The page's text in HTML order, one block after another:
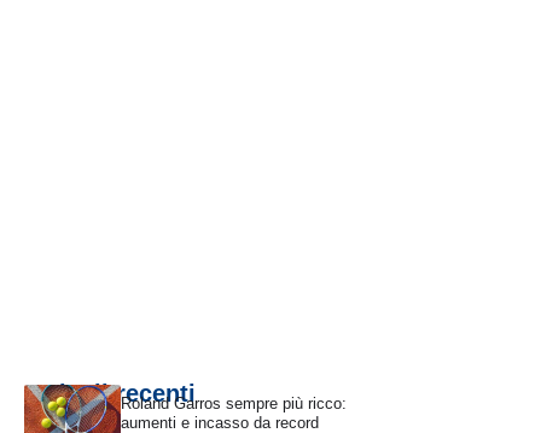
Articoli recentiRoland Garros sempre più ricco:
aumenti e incasso da record